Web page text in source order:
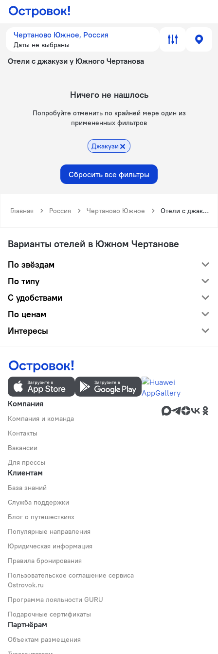
Чертаново Южное, Россия
Даты не выбраны
Отели с джакузи у Южного Чертанова
Ничего не нашлось
Попробуйте отменить по крайней мере один из
примененных фильтров
Джакузи
Сбросить все фильтры
Главная Россия Чертаново Южное Отели с джакузи у Южного Чертанова
Варианты отелей в Южном Чертанове
По звёздам
По типу
С удобствами
По ценам
Интересы
Компания
Компания и команда
Контакты
Вакансии
Для прессы
Клиентам
База знаний
Служба поддержки
Блог о путешествиях
Популярные направления
Юридическая информация
Правила бронирования
Пользовательское соглашение сервиса
Ostrovok.ru
Программа лояльности GURU
Подарочные сертификаты
Партнёрам
Объектам размещения